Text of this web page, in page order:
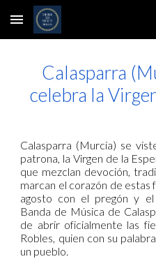
Skip to main content
Calasparra
celebra la
Calasparra (Murcia) se
patrona, la Virgen de la
que mezclan devoción,
marcan el corazón de estas
agosto con el pregón y
Banda de Música de
de abrir oficialmente las
Robles, quien con su
un pueblo.